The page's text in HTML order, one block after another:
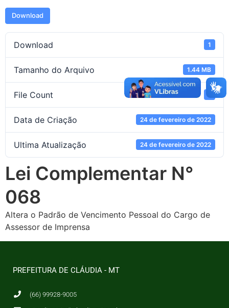
Download
Download 1
Tamanho do Arquivo 1.44 MB
File Count
Data de Criação 24 de fevereiro de 2022
Ultima Atualização 24 de fevereiro de 2022
Lei Complementar N°
068
Altera o Padrão de Vencimento Pessoal do Cargo de
Assessor de Imprensa
PREFEITURA DE CLÁUDIA - MT
(66) 99928-9005